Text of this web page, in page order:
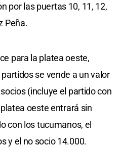
por las puertas 10, 11, 12,
Peña.
para la platea oeste,
se vende a un valor
(incluye el partido con
oeste entrará sin
con los tucumanos, el
y el no socio 14.000.